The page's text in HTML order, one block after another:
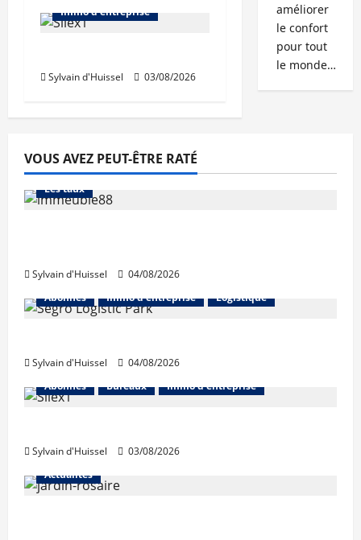
Immo d'entreprise
Sylvain d'Huissel 03/08/2026
améliorer
le confort
pour tout
le monde…
VOUS AVEZ PEUT-ÊTRE RATÉ
Abonnés Financement
L'avis des courtiers
Les taux
Sylvain d'Huissel
04/08/2026
Abonnés
Immo d'entreprise Logistique
Sylvain d'Huissel
04/08/2026
Abonnés
Bureaux Immo d'entreprise
Sylvain d'Huissel
03/08/2026
Actualités